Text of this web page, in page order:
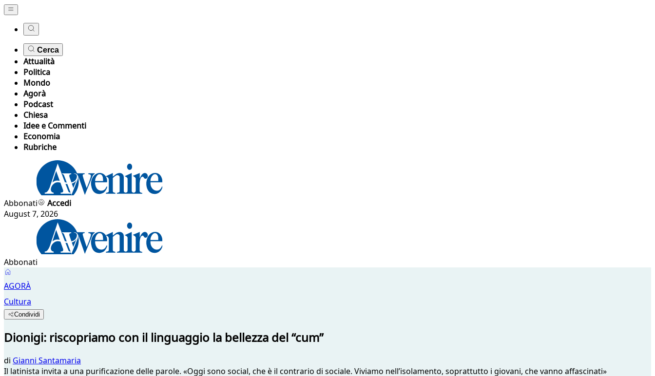
Cerca
Attualità
Politica
Mondo
Agorà
Podcast
Chiesa
Idee e Commenti
Economia
Rubriche
Abbonati
Accedi
August 7, 2026
Abbonati
AGORÀ
Cultura
Condividi
Dionigi: riscopriamo con il linguaggio la bellezza del “cum”
di Gianni Santamaria
Il latinista invita a una purificazione delle parole. «Oggi sono social, che è il contrario di sociale. Viviamo nell’isolamento, soprattutto i giovani, che vanno affascinati»